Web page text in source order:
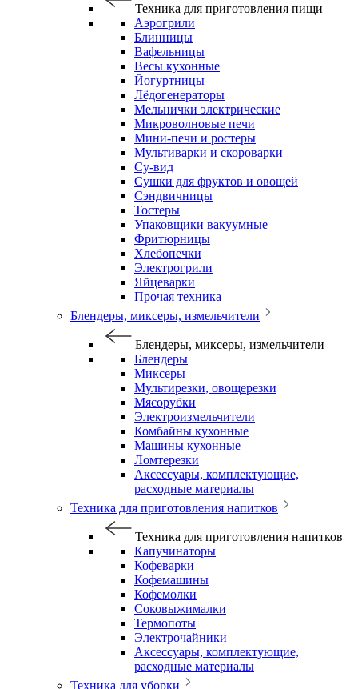
Техника для приготовления пищи
Аэрогрили
Блинницы
Вафельницы
Весы кухонные
Йогуртницы
Лёдогенераторы
Мельнички электрические
Микроволновые печи
Мини-печи и ростеры
Мультиварки и скороварки
Су-вид
Сушки для фруктов и овощей
Сэндвичницы
Тостеры
Упаковщики вакуумные
Фритюрницы
Хлебопечки
Электрогрили
Яйцеварки
Прочая техника
Блендеры, миксеры, измельчители
Блендеры, миксеры, измельчители
Блендеры
Миксеры
Мультирезки, овощерезки
Мясорубки
Электроизмельчители
Комбайны кухонные
Машины кухонные
Ломтерезки
Аксессуары, комплектующие,
расходные материалы
Техника для приготовления напитков
Техника для приготовления напитков
Капучинаторы
Кофеварки
Кофемашины
Кофемолки
Соковыжималки
Термопоты
Электрочайники
Аксессуары, комплектующие,
расходные материалы
Техника для уборки